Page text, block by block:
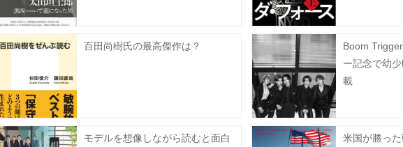
百田尚樹氏の最高傑作は？
Boom
ー記念で幼
載
モデルを想像しながら読むと面白
米国が勝っ